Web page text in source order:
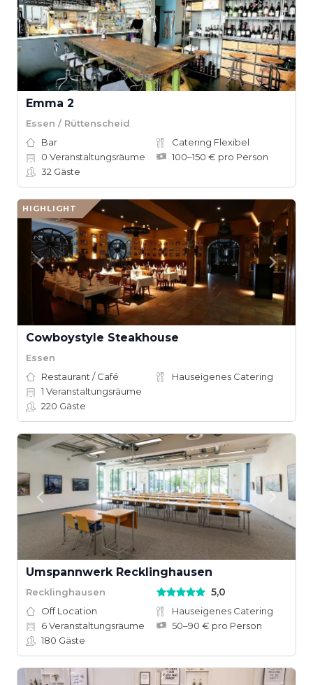
Emma 2
Essen / Rüttenscheid
Bar
Catering Flexibel
0 Veranstaltungsräume
100–150 € pro Person
32 Gäste
HIGHLIGHT
Cowboystyle Steakhouse
Essen
Restaurant / Café
Hauseigenes Catering
1 Veranstaltungsräume
220 Gäste
Umspannwerk Recklinghausen
Recklinghausen 5,0
Off Location
Hauseigenes Catering
6Veranstaltungsräume
50–90 € pro Person
180 Gäste